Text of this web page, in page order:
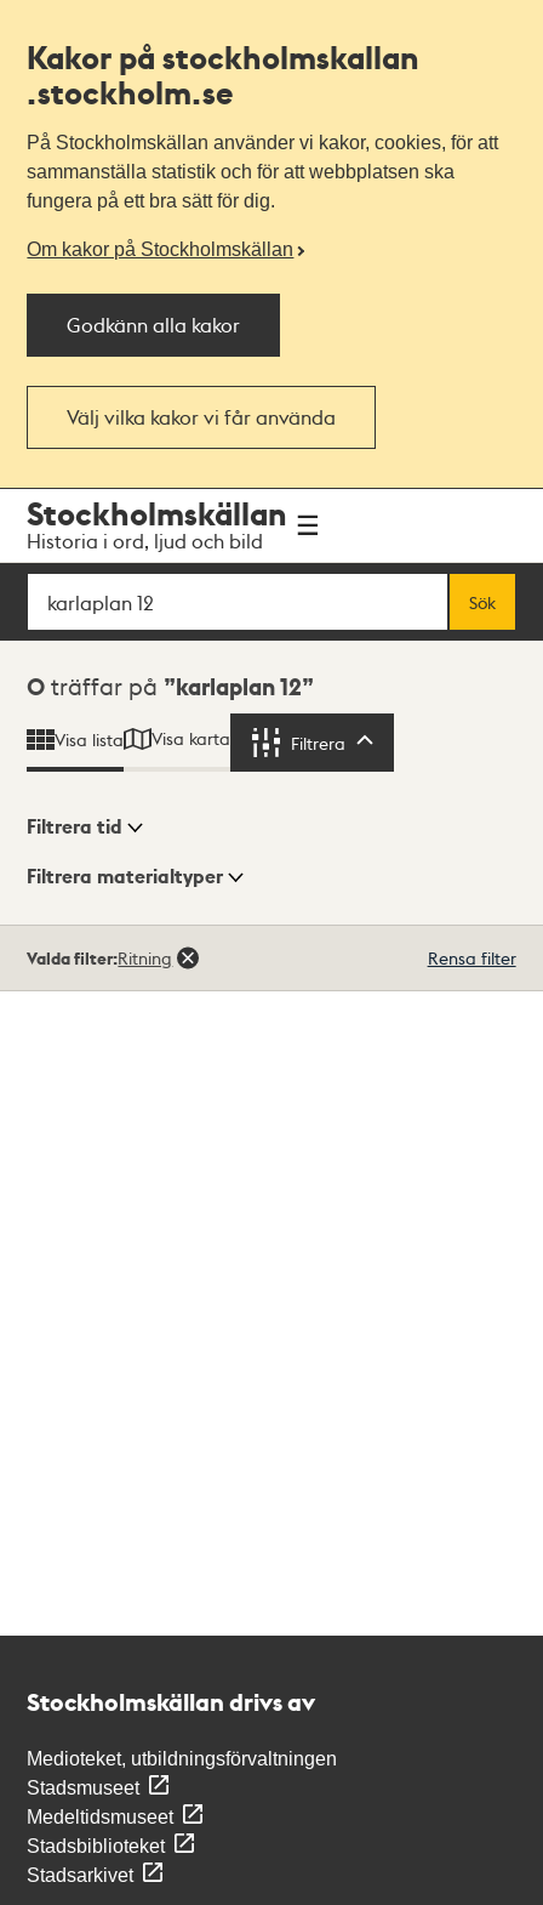
Kakor på stockholmskallan
.stockholm.se
På Stockholmskällan använder vi kakor, cookies, för att
sammanställa statistik och för att webbplatsen ska
fungera på ett bra sätt för dig.
Om kakor på Stockholmskällan
Godkänn alla kakor
Välj vilka kakor vi får använda
navigationen
huvudinnehållet
Stockholmskällan
Historia i ord, ljud och bild
Sök
Sök
Sökresultat
0 träffar på karlaplan 12
Visa lista Visa karta Filtrera
Visningsläge
Filtrera tid
Filtrera materialtyper
träffar
Valda filter:Ritning Rensa filter
Stockholmskällan drivs av
Medioteket, utbildningsförvaltningen
Stadsmuseet
Medeltidsmuseet
Stadsbiblioteket
Stadsarkivet